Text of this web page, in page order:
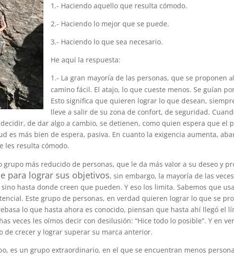
1.- Haciendo aquello que resulta cómodo.
2.- Haciendo lo mejor que se puede.
3.- Haciendo lo que sea necesario.
He aquí la respuesta:
1.- La gran mayoría de las personas, que se proponen
camino fácil. El atajo, lo que cueste menos. Se guían
Esto significa que quieren lograr lo que desean,
lleve a salir de su zona de confort, de seguridad.
de dar algo a cambio, se detienen, como quien espera que el
es más bien de espera, pasiva. En cuanto la exigencia aumenta,
les resulta cómodo.
grupo más reducido de personas, que le da más valor a su deseo y
para lograr sus objetivos, sin embargo, la mayoría de las
hasta donde creen que pueden. Y eso los limita. Sabemos que
Este grupo de personas, en verdad quieren lograr lo que se
lo que hasta ahora es conocido, piensan que hasta ahí llegó el
veces les oímos decir con desilusión: “Hice todo lo posible”. Y en
de crecer y lograr superar su marca anterior.
es un grupo extraordinario, en el que se encuentran menos